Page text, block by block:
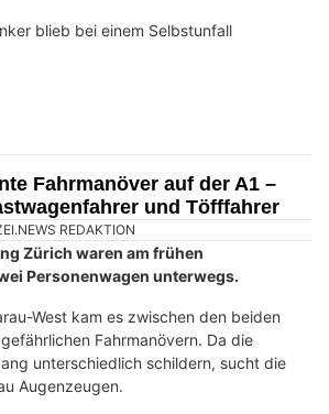
blieb bei einem Selbstunfall
Fahrmanöver auf der A1 –
und Töfffahrer
REDAKTION
Zürich waren am frühen
Personenwagen unterwegs.
West kam es zwischen den beiden
Fahrmanövern. Da die
unterschiedlich schildern, sucht die
Augenzeugen.